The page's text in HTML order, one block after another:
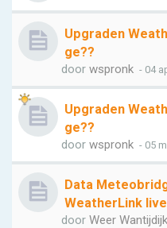
Upgraden
ge??
door wspronk - 04
Upgraden
ge??
door wspronk - 05
Data
WeatherLink live
door Weer Wantijdijk